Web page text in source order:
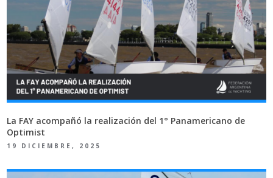
La FAY acompañó la realización del 1° Panamericano de
Optimist
19 DICIEMBRE, 2025